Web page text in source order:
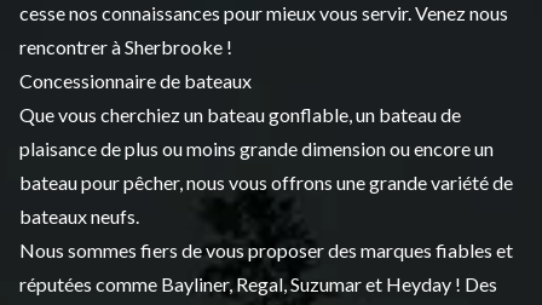
cesse nos connaissances pour mieux vous servir. Venez nous
rencontrer à Sherbrooke !
Concessionnaire de bateaux
Que vous cherchiez un bateau gonflable, un bateau de
plaisance de plus ou moins grande dimension ou encore un
bateau pour pêcher, nous vous offrons une grande variété de
bateaux neufs.
Nous sommes fiers de vous proposer des marques fiables et
réputées comme Bayliner, Regal, Suzumar et Heyday ! Des